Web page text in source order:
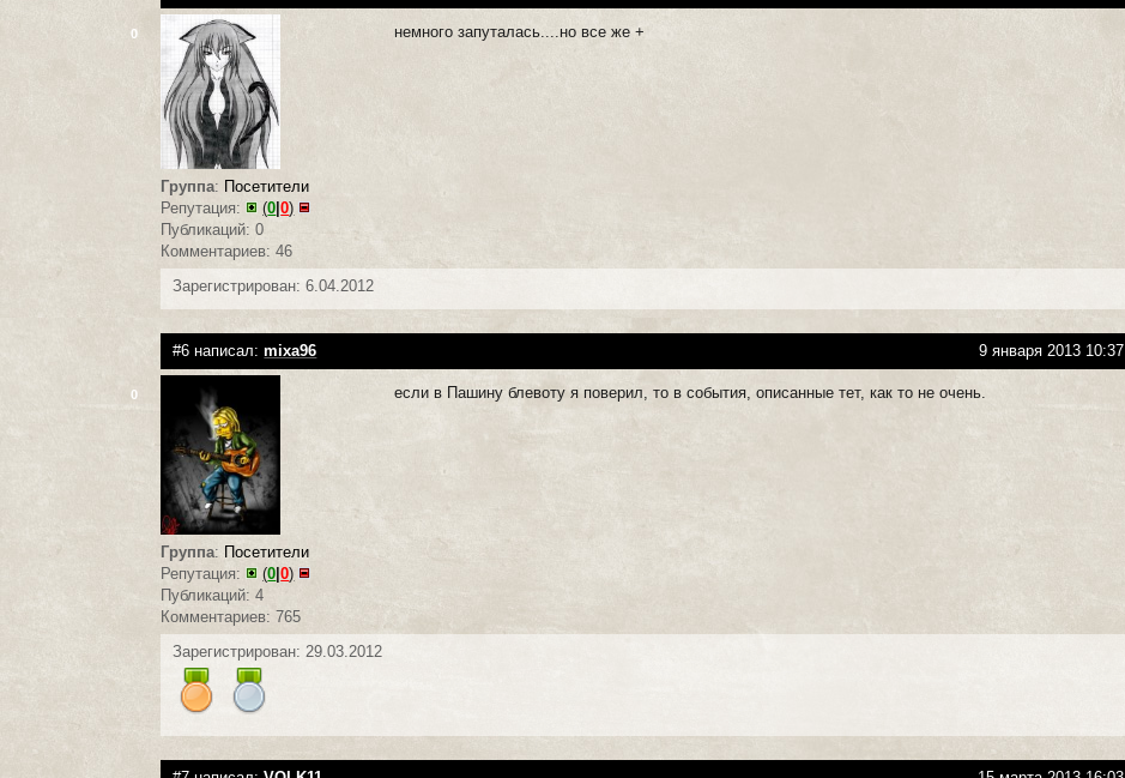
0
Группа: Посетители
Репутация:
(0 |0)
Публикаций: 0
Комментариев: 46
немного запуталась....но все же +
Зарегистрирован: 6.04.2012
#6 написал:mixa96 9 января 2013 10:37
0
Группа: Посетители
Репутация:
(0 |0)
Публикаций: 4
Комментариев: 765
если в Пашину блевоту я поверил, то в события, описанные тет, как то не очень.
Зарегистрирован: 29.03.2012